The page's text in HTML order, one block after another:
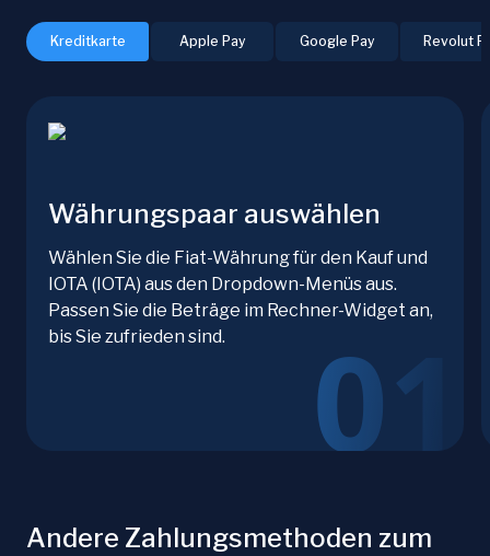
Kreditkarte Apple Pay Google Pay Revolut
Währungspaar auswählen
Wählen Sie die Fiat-Währung für den Kauf und
IOTA (IOTA) aus den Dropdown-Menüs aus.
Passen Sie die Beträge im Rechner-Widget an,
bis Sie zufrieden sind.
Andere Zahlungsmethoden zum